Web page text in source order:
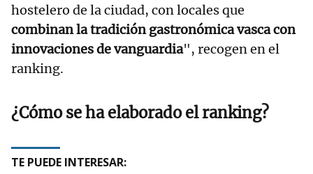
hostelero de la ciudad, con locales que
combinan la tradición gastronómica vasca con
innovaciones de vanguardia", recogen en el
ranking.
¿Cómo se ha elaborado el ranking?
TE PUEDE INTERESAR: